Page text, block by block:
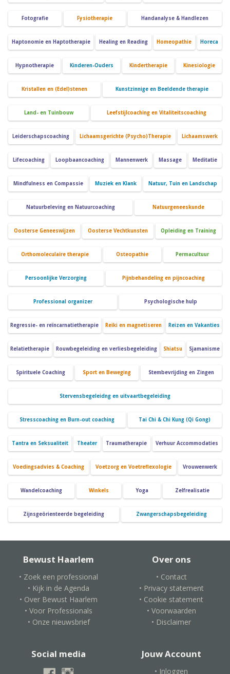
Fotografie Fysiotherapie Handanalyse & Handlezen
Haptonomie en Haptotherapie Healing en Reading Homeopathie Horeca
Hypnotherapie Kinderen-Ouders Kindertherapie Kinesiologie
Kristallen en (Edel)stenen Kunstzinnige en Beeldende therapie
Land- en Tuinbouw Leefstijlcoaching en Vitaliteitscoaching
Leiderschapscoaching Lichaamsgerichte (Psycho)Therapie Lichaamswerk
Lifecoaching Loopbaancoaching Mannenwerk Massage Meditatie
Mindfulness en Compassie Muziek en Klank Natuur, Tuin en Landschap
Natuurbeleving en Natuurcoaching Natuurgeneeskunde
Oosterse Geneeswijzen Oosterse Vechtkunsten Opleiding en Training
Orthomoleculaire therapie Osteopathie Permacultuur
Persoonlijke Verzorging Pijnbehandeling en pijncoaching
Professional organizer Psychologische hulp
Regressie- en reïncarnatietherapie Reiki en magnetiseren Reizen en Vakanties
Relatietherapie Rouwbegeleiding en verliesbegeleiding Shiatsu Sjamanisme
Spirituele Coaching Sport en Beweging Stembevrijding en Zingen
Stervensbegeleidng en uitvaartbegeleiding
Stresscoaching en Burn-out coaching Tai Chi & Chi Kung (Qi Gong)
Tantra en Seksualiteit Theater Traumatherapie Verhuur Accommodaties
Voedingsadvies & Coaching Voetzorg en Voetreflexologie Vrouwenwerk
Wandelcoaching Winkels Yoga Zelfrealisatie
Zijnsgeörienteerde begeleiding Zwangerschapsbegeleiding
Bewust Haarlem
• Zoek een professional
• Kijk in de Agenda
• Over Bewust Haarlem
• Voor Professionals
• Onze nieuwsbrief
Over ons
• Contact
• Privacy statement
• Cookie statement
• Voorwaarden
• Disclaimer
Social media Jouw Account
• Inloggen